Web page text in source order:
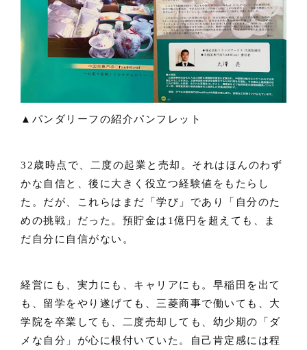
▲パンダリーフの紹介パンフレット
32歳時点で、二度の起業と売却。それはほんのわず
かな自信と、後に大きく役立つ経験値をもたらし
た。だが、これらはまだ「学び」であり「自分のた
めの挑戦」だった。預貯金は1億円を超えても、ま
だ自分に自信がない。
経営にも、実力にも、キャリアにも。早稲田を出て
も、留学をやり遂げても、三菱商事で働いても、大
学院を卒業しても、二度売却しても、幼少期の「ダ
メな自分」が心に根付いていた。自己肯定感には程